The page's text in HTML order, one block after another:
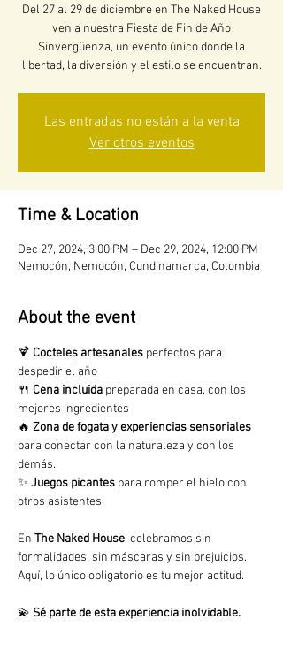
Del 27 al 29 de diciembre en The Naked House
ven a nuestra Fiesta de Fin de Año
Sinvergüenza, un evento único donde la
libertad, la diversión y el estilo se encuentran.
Las entradas no están a la venta
Ver otros eventos
Time & Location
Dec 27, 2024, 3:00 PM – Dec 29, 2024, 12:00 PM
Nemocón, Nemocón, Cundinamarca, Colombia
About the event
🍹 Cocteles artesanales perfectos para
despedir el año
🍴 Cena incluida preparada en casa, con los
mejores ingredientes
🔥 Zona de fogata y experiencias sensoriales
para conectar con la naturaleza y con los
demás.
✨ Juegos picantes para romper el hielo con
otros asistentes.
En The Naked House, celebramos sin
formalidades, sin máscaras y sin prejuicios.
Aquí, lo único obligatorio es tu mejor actitud.
💫 Sé parte de esta experiencia inolvidable.